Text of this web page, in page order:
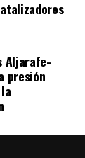
Aljarafe-
presión